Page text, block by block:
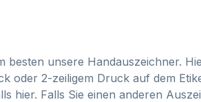
besten unsere Handauszeichner.
oder 2-zeiligem Druck auf dem
hier. Falls Sie einen anderen